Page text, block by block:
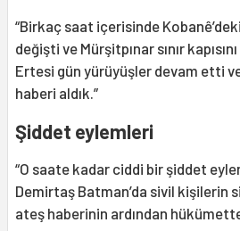
“Birkaç saat içerisinde
değişti ve Mürşitpınar sınır
Ertesi gün yürüyüşler devam etti
haberi aldık.”
Şiddet eylemleri
“O saate kadar ciddi bir şiddet
Demirtaş Batman’da sivil kişilerin
ateş haberinin ardından